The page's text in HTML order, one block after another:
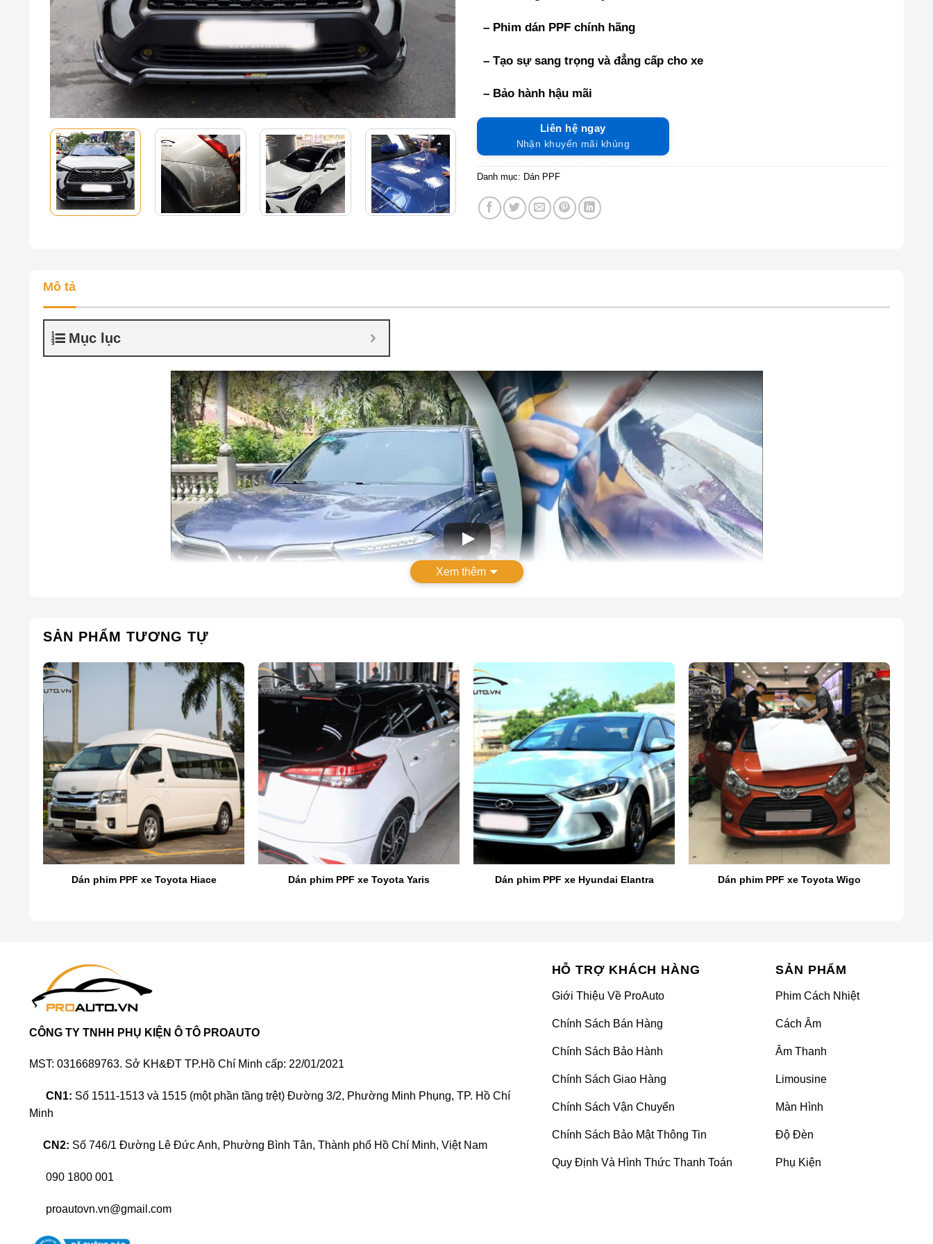
– Phim dán PPF chính hãng
– Tạo sự sang trọng và đẳng cấp cho xe
– Bảo hành hậu mãi
Liên hệ ngay
Nhận khuyến mãi khủng
Danh mục: Dán PPF
Mô tả
Mục lục
Video dán PPF chống trầy, đổi màu
Dán PPF cho xe Toyota Corolla Cross hiện được nhiều chủ xe lựa chọn giúp bảo vệ bề mặt sơn xe khỏi vết trầy xước nhẹ và xe luôn sáng bóng. Tuy nhiên để có
thể chọn được dòng PPF thật sự chất lượng và địa chỉ dán uy tín không hề dễ dàng. Dưới đây là những kinh nghiệm hay về dán phim PPF cho xe Toyota Corolla
Xem thêm
SẢN PHẨM TƯƠNG TỰ
Dán phim PPF xe Toyota Hiace Dán phim PPF xe Toyota Yaris Dán phim PPF xe Hyundai Elantra Dán phim PPF xe Toyota Wigo
CÔNG TY TNHH PHỤ KIỆN Ô TÔ PROAUTO
MST: 0316689763. Sở KH&ĐT TP.Hồ Chí Minh cấp: 22/01/2021
CN1: Số 1511-1513 và 1515 (một phần tầng trệt) Đường 3/2, Phường Minh Phụng, TP. Hồ Chí
Minh
CN2: Số 746/1 Đường Lê Đức Anh, Phường Bình Tân, Thành phố Hồ Chí Minh, Việt Nam
090 1800 001
proautovn.vn@gmail.com
HỖ TRỢ KHÁCH HÀNG
Giới Thiệu Về ProAuto
Chính Sách Bán Hàng
Chính Sách Bảo Hành
Chính Sách Giao Hàng
Chính Sách Vận Chuyển
Chính Sách Bảo Mật Thông Tin
Quy Định Và Hình Thức Thanh Toán
SẢN PHẨM
Phim Cách Nhiệt
Cách Âm
Âm Thanh
Limousine
Màn Hình
Độ Đèn
Phụ Kiện